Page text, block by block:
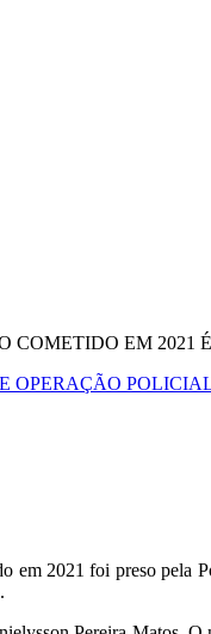
COMETIDO EM 2021
OPERAÇÃO
2021 foi preso pela